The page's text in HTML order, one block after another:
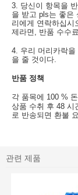
3. 당신이 항목을
을 받고 pls는 좋은
리에게 연락하십시
제라면, 반품 수수
4. 우리 머리카락
을 줄 것이다.
반품 정책
각 품목에 100 %
상품 수취 후 48 시
로 반송되면 환불
관련 제품